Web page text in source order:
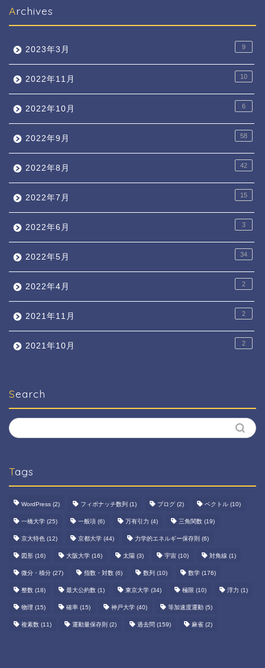
Archives
2023年3月 9
2022年11月 10
2022年10月 6
2022年9月 58
2022年8月 42
2022年7月 15
2022年6月 3
2022年5月 34
2022年4月 2
2021年11月 2
2021年10月 2
Search
Tags
WordPress (2) フィボナッチ数列 (1) ブログ (2) ベクトル (10)
一橋大学 (25) 一般項 (6) 万有引力 (4) 三角関数 (19)
京大特色 (12) 京都大学 (44) 力学的エネルギー保存則 (6)
図形 (16) 大阪大学 (16) 太陽 (3) 宇宙 (10) 対角線 (1)
微分・積分 (27) 指数・対数 (6) 数列 (10) 数学 (176)
整数 (18) 最大公約数 (1) 東京大学 (34) 極限 (10) 浮力 (1)
物理 (15) 確率 (15) 神戸大学 (40) 等加速度運動 (5)
複素数 (11) 運動量保存則 (2) 過去問 (159) 麻雀 (2)